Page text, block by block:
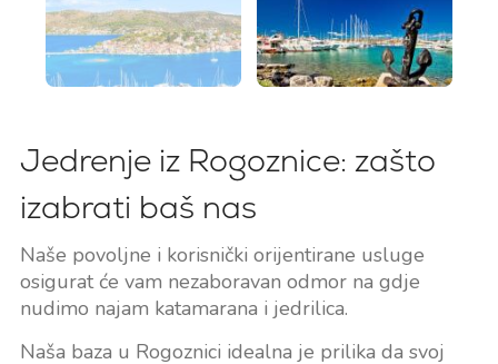
Jedrenje iz Rogoznice: zašto
izabrati baš nas
Naše povoljne i korisnički orijentirane usluge
osigurat će vam nezaboravan odmor na gdje
nudimo najam katamarana i jedrilica.
Naša baza u Rogoznici idealna je prilika da svoj